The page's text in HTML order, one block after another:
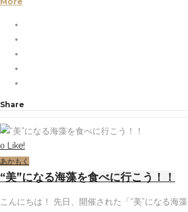
Share
0 Like!
あかもく
“美”になる海藻を食べに行こう！！
こんにちは！ 先日、開催された「“美”になる海